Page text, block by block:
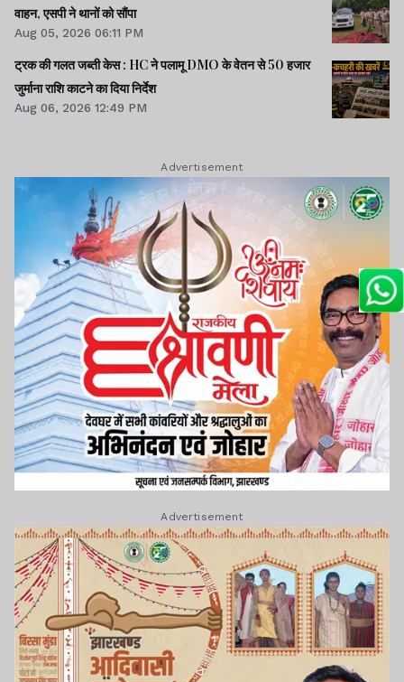
वाहन, एसपी ने थानों को सौंपा
Aug 05, 2026 06:11 PM
ट्रक की गलत जब्ती केस : HC ने पलामू DMO के वेतन से 50 हजार
जुर्माना राशि काटने का दिया निर्देश
Aug 06, 2026 12:49 PM
Advertisement
Advertisement